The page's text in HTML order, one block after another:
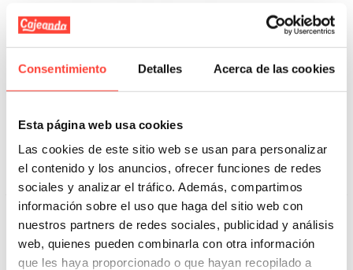
Consentimiento Detalles Acerca de las cookies
Esta página web usa cookies
Las cookies de este sitio web se usan para personalizar
el contenido y los anuncios, ofrecer funciones de redes
sociales y analizar el tráfico. Además, compartimos
información sobre el uso que haga del sitio web con
nuestros partners de redes sociales, publicidad y análisis
web, quienes pueden combinarla con otra información
que les haya proporcionado o que hayan recopilado a
Máquina precintadora económica
16,00 €
Añadir A La Cesta